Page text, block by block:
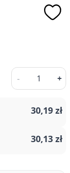
30,19 zł
30,13 zł
-
Ilość
+